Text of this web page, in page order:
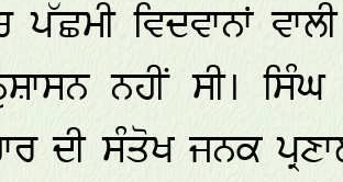
ਪੱਛਮੀ ਵਿਦਵਾਨਾਂ
ਨਹੀਂ ਸੀ।
ਦੀ ਸੰਤੋਖ ਜਨਕ